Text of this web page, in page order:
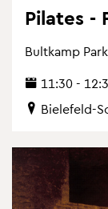
Pi­la­tes -
Bult­kamp
11:30 -
Bie­le­feld-